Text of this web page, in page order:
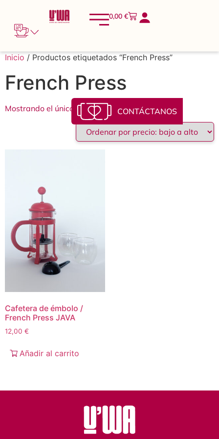
0,00 €
Inicio / Productos etiquetados “French Press”
French Press
Mostrando el único resultado
Cafetera de émbolo /
French Press JAVA
12,00 €
Añadir al carrito
CONTÁCTANOS